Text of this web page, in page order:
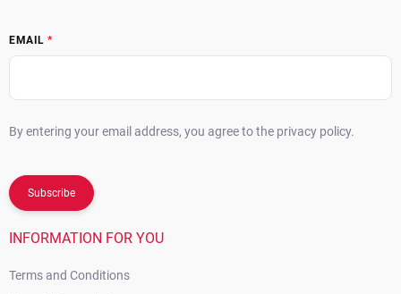
EMAIL
By entering your email address, you agree to the privacy policy.
Subscribe
INFORMATION FOR YOU
Terms and Conditions